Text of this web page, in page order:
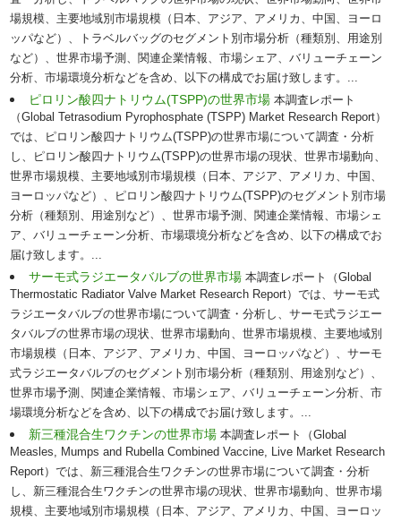
場規模、主要地域別市場規模（日本、アジア、アメリカ、中国、ヨーロ
ッパなど）、トラベルバッグのセグメント別市場分析（種類別、用途別
など）、世界市場予測、関連企業情報、市場シェア、バリューチェーン
分析、市場環境分析などを含め、以下の構成でお届け致します。...
ピロリン酸四ナトリウム(TSPP)の世界市場本調査レポート
（Global Tetrasodium Pyrophosphate (TSPP) Market Research Report）
では、ピロリン酸四ナトリウム(TSPP)の世界市場について調査・分析
し、ピロリン酸四ナトリウム(TSPP)の世界市場の現状、世界市場動向、
世界市場規模、主要地域別市場規模（日本、アジア、アメリカ、中国、
ヨーロッパなど）、ピロリン酸四ナトリウム(TSPP)のセグメント別市場
分析（種類別、用途別など）、世界市場予測、関連企業情報、市場シェ
ア、バリューチェーン分析、市場環境分析などを含め、以下の構成でお
届け致します。...
サーモ式ラジエータバルブの世界市場本調査レポート（Global
Thermostatic Radiator Valve Market Research Report）では、サーモ式
ラジエータバルブの世界市場について調査・分析し、サーモ式ラジエー
タバルブの世界市場の現状、世界市場動向、世界市場規模、主要地域別
市場規模（日本、アジア、アメリカ、中国、ヨーロッパなど）、サーモ
式ラジエータバルブのセグメント別市場分析（種類別、用途別など）、
世界市場予測、関連企業情報、市場シェア、バリューチェーン分析、市
場環境分析などを含め、以下の構成でお届け致します。...
新三種混合生ワクチンの世界市場本調査レポート（Global
Measles, Mumps and Rubella Combined Vaccine, Live Market Research
Report）では、新三種混合生ワクチンの世界市場について調査・分析
し、新三種混合生ワクチンの世界市場の現状、世界市場動向、世界市場
規模、主要地域別市場規模（日本、アジア、アメリカ、中国、ヨーロッ